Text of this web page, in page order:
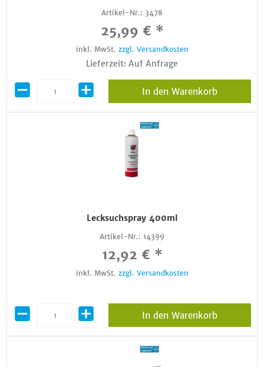
Artikel-Nr.: 3478
25,99 € *
inkl. MwSt. zzgl. Versandkosten
Lieferzeit: Auf Anfrage
In den Warenkorb
Lecksuchspray 400ml
Artikel-Nr.: 14399
12,92 € *
inkl. MwSt. zzgl. Versandkosten
In den Warenkorb